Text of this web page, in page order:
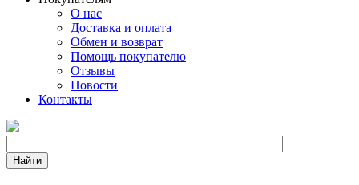
О нас
Доставка и оплата
Обмен и возврат
Помощь покупателю
Отзывы
Новости
Контакты